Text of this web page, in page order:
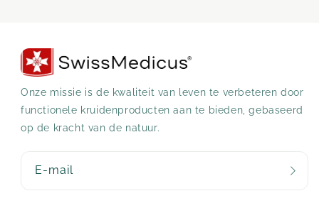
Onze missie is de kwaliteit van leven te verbeteren door
functionele kruidenproducten aan te bieden, gebaseerd
op de kracht van de natuur.
E-mail